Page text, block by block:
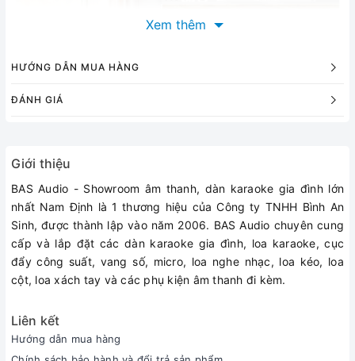
Xem thêm
HƯỚNG DẪN MUA HÀNG
ĐÁNH GIÁ
Giới thiệu
BAS Audio - Showroom âm thanh, dàn karaoke gia đình lớn
nhất Nam Định là 1 thương hiệu của Công ty TNHH Bình An
Sinh, được thành lập vào năm 2006. BAS Audio chuyên cung
cấp và lắp đặt các dàn karaoke gia đình, loa karaoke, cục
đẩy công suất, vang số, micro, loa nghe nhạc, loa kéo, loa
cột, loa xách tay và các phụ kiện âm thanh đi kèm.
Liên kết
Hướng dẫn mua hàng